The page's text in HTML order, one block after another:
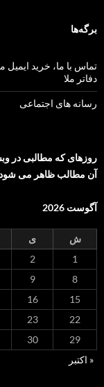
برگه‌ها
دفاتر ملا
رسانه های اجتماعی
روزهای که مطالبی در
آن مطالب ظاهر می
آگوست 2026
ش ی
1
2
8
9
15
16
22
23
29
30
« اکتبر